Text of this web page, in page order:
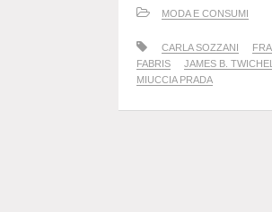
MODA E CONSUMI
CARLA SOZZANI
FABRIS
JAMES B.
MIUCCIA PRADA